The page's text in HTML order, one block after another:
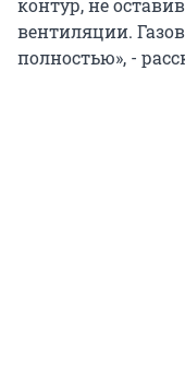
контур, не
вентиляции.
полностью», -